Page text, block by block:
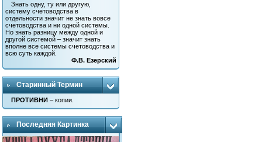
Знать одну, ту или другую,
систему счетоводства в
отдельности значит не знать вовсе
счетоводства и ни одной системы.
Но знать разницу между одной и
другой системой – значит знать
вполне все системы счетоводства и
всю суть каждой.
Ф.В. Езерский
Старинный Термин
ПРОТИВНИ – копии.
Последняя Картинка